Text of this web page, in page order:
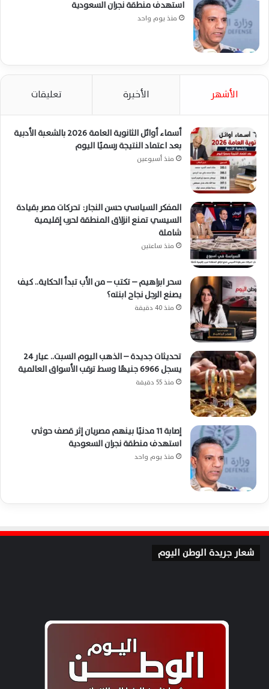
استهدف منطقة نجران السعودية
منذ يوم واحد
الأشهر الأخيرة تعليقات
أسماء أوائل الثانوية العامة 2026 بالشعبة الأدبية
بعد اعتماد النتيجة رسميًا اليوم
منذ أسبوعين
المفكر السياسي حسن النجار: تحركات مصر بقيادة
السيسي تمنع انزلاق المنطقة لحرب إقليمية
شاملة
منذ ساعتين
سحر ابراهيم – تكتب – من الأب تبدأ الحكاية.. كيف
يصنع الرجل نجاح ابنته؟
منذ 40 دقيقة
تحديثات جديدة – الذهب اليوم السبت.. عيار 24
يسجل 6966 جنيهًا وسط ترقب الأسواق العالمية
منذ 55 دقيقة
إصابة 11 مدنيًا بينهم مصريان إثر قصف حوثي
استهدف منطقة نجران السعودية
منذ يوم واحد
شعار جريدة الوطن اليوم